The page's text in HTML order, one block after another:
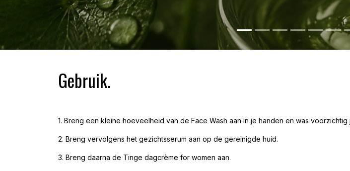
Gebruik.
1. Breng een kleine hoeveelheid van de Face Wash aan in je handen en was
2. Breng vervolgens het gezichtsserum aan op de gereinigde huid.
3. Breng daarna de Tinge dagcrème for women aan.